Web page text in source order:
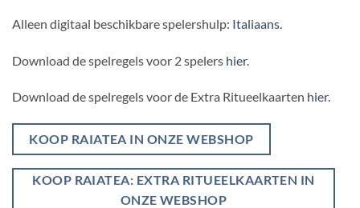
Alleen digitaal beschikbare spelershulp: Italiaans
Download de spelregels voor 2 spelers hier.
Download de spelregels voor de Extra Ritueelkaarten hier.
KOOP RAIATEA IN ONZE WEBSHOP
KOOP RAIATEA: EXTRA RITUEELKAARTEN IN
ONZE WEBSHOP